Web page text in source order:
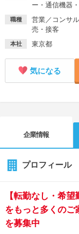
イベントを探す
就活ノウハウ・
就活支援
あなたに合う仕事を診
ー・通信機器
職種 営業／ コンサ
売・接客
本社 東京都
気になる
企業情報
プロフィール
【転勤なし・希
をもっと多くのご
を募集中